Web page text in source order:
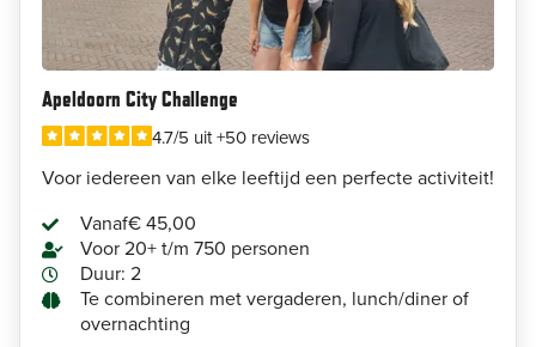
Apeldoorn City Challenge
4.7/5 uit +50 reviews
Voor iedereen van elke leeftijd een perfecte activiteit!
Vanaf€ 45,00
Voor 20+ t/m 750 personen
Duur: 2
Te combineren met vergaderen, lunch/diner of
overnachting